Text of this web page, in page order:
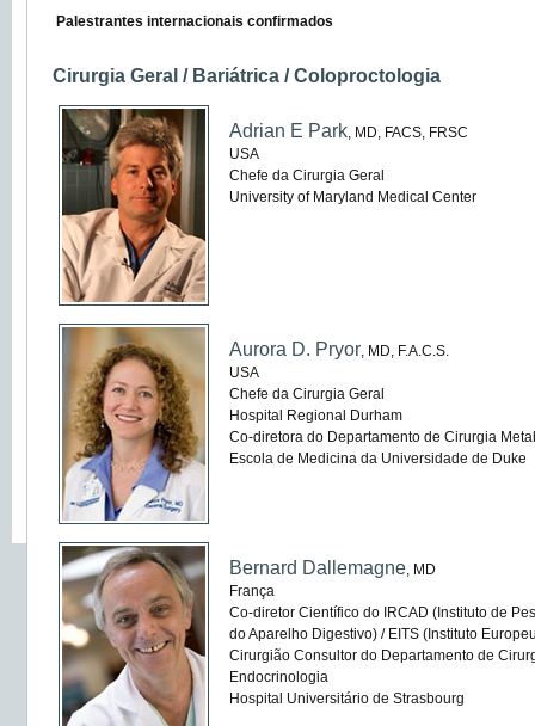
Palestrantes internacionais confirmados
Cirurgia Geral / Bariátrica / Coloproctologia
Adrian E Park, MD, FACS, FRSC
USA
Chefe da Cirurgia Geral
University of Maryland Medical Center
Aurora D. Pryor, MD, F.A.C.S.
USA
Chefe da Cirurgia Geral
Hospital Regional Durham
Co-diretora do Departamento de Cirurgia
Escola de Medicina da Universidade de Duke
Bernard Dallemagne, MD
França
Co-diretor Científico do IRCAD (Instituto de
do Aparelho Digestivo) / EITS (Instituto
Cirurgião Consultor do Departamento de
Endocrinologia
Hospital Universitário de Strasbourg